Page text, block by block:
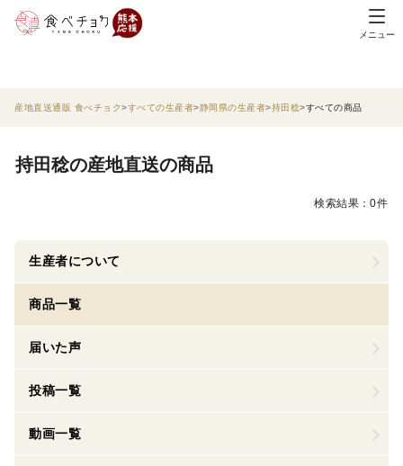
メニュー
産地直送通販 食べチョク すべての生産者 静岡県の生産者 持田稔 すべての商品
持田稔の産地直送の商品
検索結果：0件
生産者について
商品一覧
届いた声
投稿一覧
動画一覧